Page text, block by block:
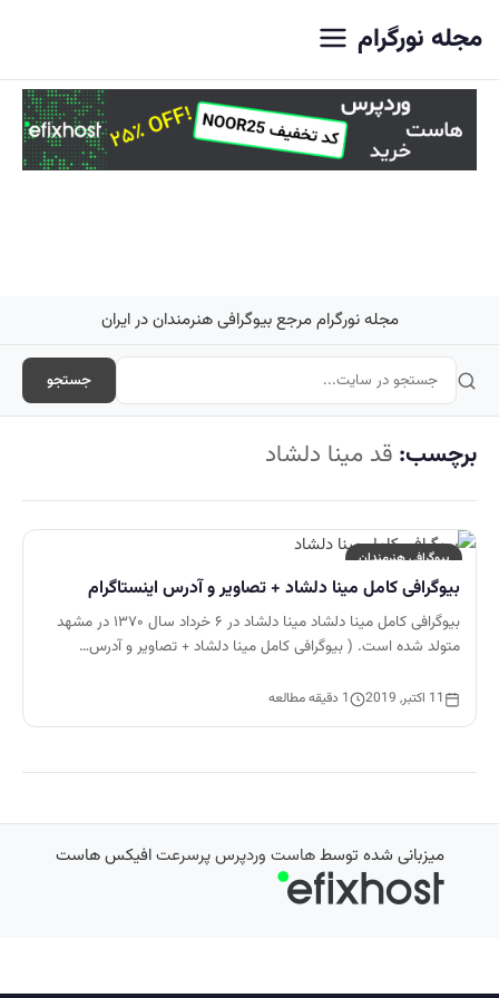
مجله نورگرام
مجله نورگرام مرجع بیوگرافی هنرمندان در ایران
جستجو
برچسب: قد مینا دلشاد
بیوگرافی هنرمندان
بیوگرافی کامل مینا دلشاد + تصاویر و آدرس اینستاگرام
بیوگرافی کامل مینا دلشاد مینا دلشاد در ۶ خرداد سال ۱۳۷۰ در مشهد
متولد شده است. ( بیوگرافی کامل مینا دلشاد + تصاویر و آدرس…
11 اکتبر, 2019 1 دقیقه مطالعه
میزبانی شده توسطهاست وردپرس پرسرعتافیکس هاست